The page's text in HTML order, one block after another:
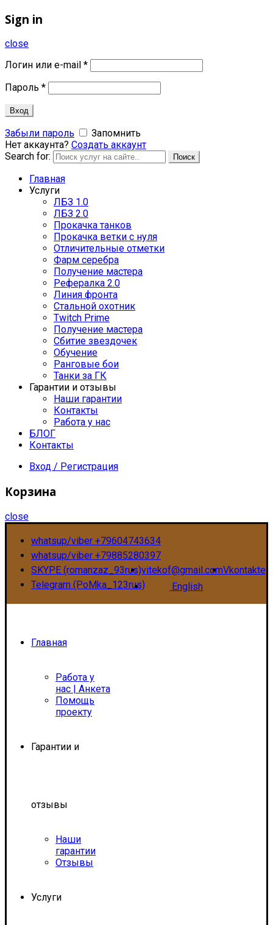
Sign in
close
Логин или e-mail *
Пароль *
Вход
Забыли пароль
Запомнить
Нет аккаунта? Создать аккаунт
Search for:
Поиск
Главная
Услуги
ЛБЗ 1.0
ЛБЗ 2.0
Прокачка танков
Прокачка ветки с нуля
Отличительные отметки
Фарм серебра
Получение мастера
Рефералка 2.0
Линия фронта
Стальной охотник
Twitch Prime
Получение мастера
Сбитие звездочек
Обучение
Ранговые бои
Танки за ГК
Гарантии и отзывы
Наши гарантии
Контакты
Работа у нас
БЛОГ
Контакты
Вход / Регистрация
Корзина
close
whatsup/viber +79604743634
whatsup/viber +79885280397
SKYPE (romanzaz_93rus)vitekof@gmail.comVkontakte
Telegram (PoMka_123rus)
English
Главная
Работа у
нас | Анкета
Помощь
проекту
Гарантии и
отзывы
Наши
гарантии
Отзывы
Услуги